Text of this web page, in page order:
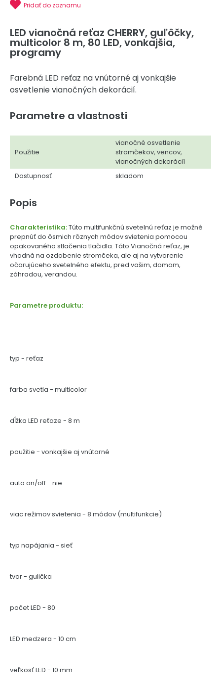
Pridať do zoznamu
LED vianočná reťaz CHERRY, guľôčky,
multicolor 8 m, 80 LED, vonkajšia,
programy
Farebná LED reťaz na vnútorné aj vonkajšie
osvetlenie vianočných dekorácií.
Parametre a vlastnosti
Použitie
vianočné osvetlenie
stromčekov, vencov,
vianočných dekorácií
Dostupnosť
skladom
Popis
Charakteristika:Túto multifunkčnú svetelnú reťaz je možné
prepnúť do ôsmich rôznych módov svietenia pomocou
opakovaného stlačenia tlačidla. Táto Vianočná reťaz, je
vhodná na ozdobenie stromčeka, ale aj na vytvorenie
očarujúceho svetelného efektu, pred vašim, domom,
záhradou, verandou.
Parametre produktu:
typ - reťaz
farba svetla - multicolor
dĺžka LED reťaze - 8 m
použitie - vonkajšie aj vnútorné
auto on/off - nie
viac režimov svietenia - 8 módov (multifunkcie)
typ napájania - sieť
tvar - gulička
počet LED - 80
LED medzera - 10 cm
veľkosť LED - 10 mm